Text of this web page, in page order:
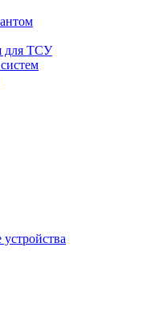
для ТСУ